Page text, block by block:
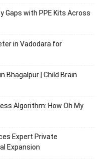
Gaps with PPE Kits Across
in Vadodara for
Bhagalpur | Child Brain
Algorithm: How Oh My
Expert Private
Expansion